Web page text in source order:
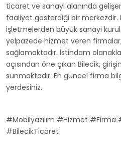
ticaret ve sanayi alanında
faaliyet gösterdiği bir merkezdir.
işletmelerden büyük sanayi
yelpazede hizmet veren
sağlamaktadır. İstihdam
açısından öne çıkan Bilecik,
sunmaktadır. En güncel firma
yerdesiniz.
#Mobilyazılım #Hizmet #Firma
#BilecikTicaret